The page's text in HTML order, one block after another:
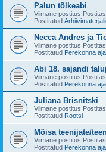
Palun tõlkeabi
Viimane postitus Postitas
Postitatud
Necca Andres ja
Viimane postitus Postitas
Postitatud Perekonna
Abi 18. sajandi
Viimane postitus Postitas
Postitatud Perekonna
Juliana Brisnitski
Viimane postitus Postitas
Postitatud Rootsi
Mõisa teenijate/
Viimane postitus Postitas
Postitatud Perekonna